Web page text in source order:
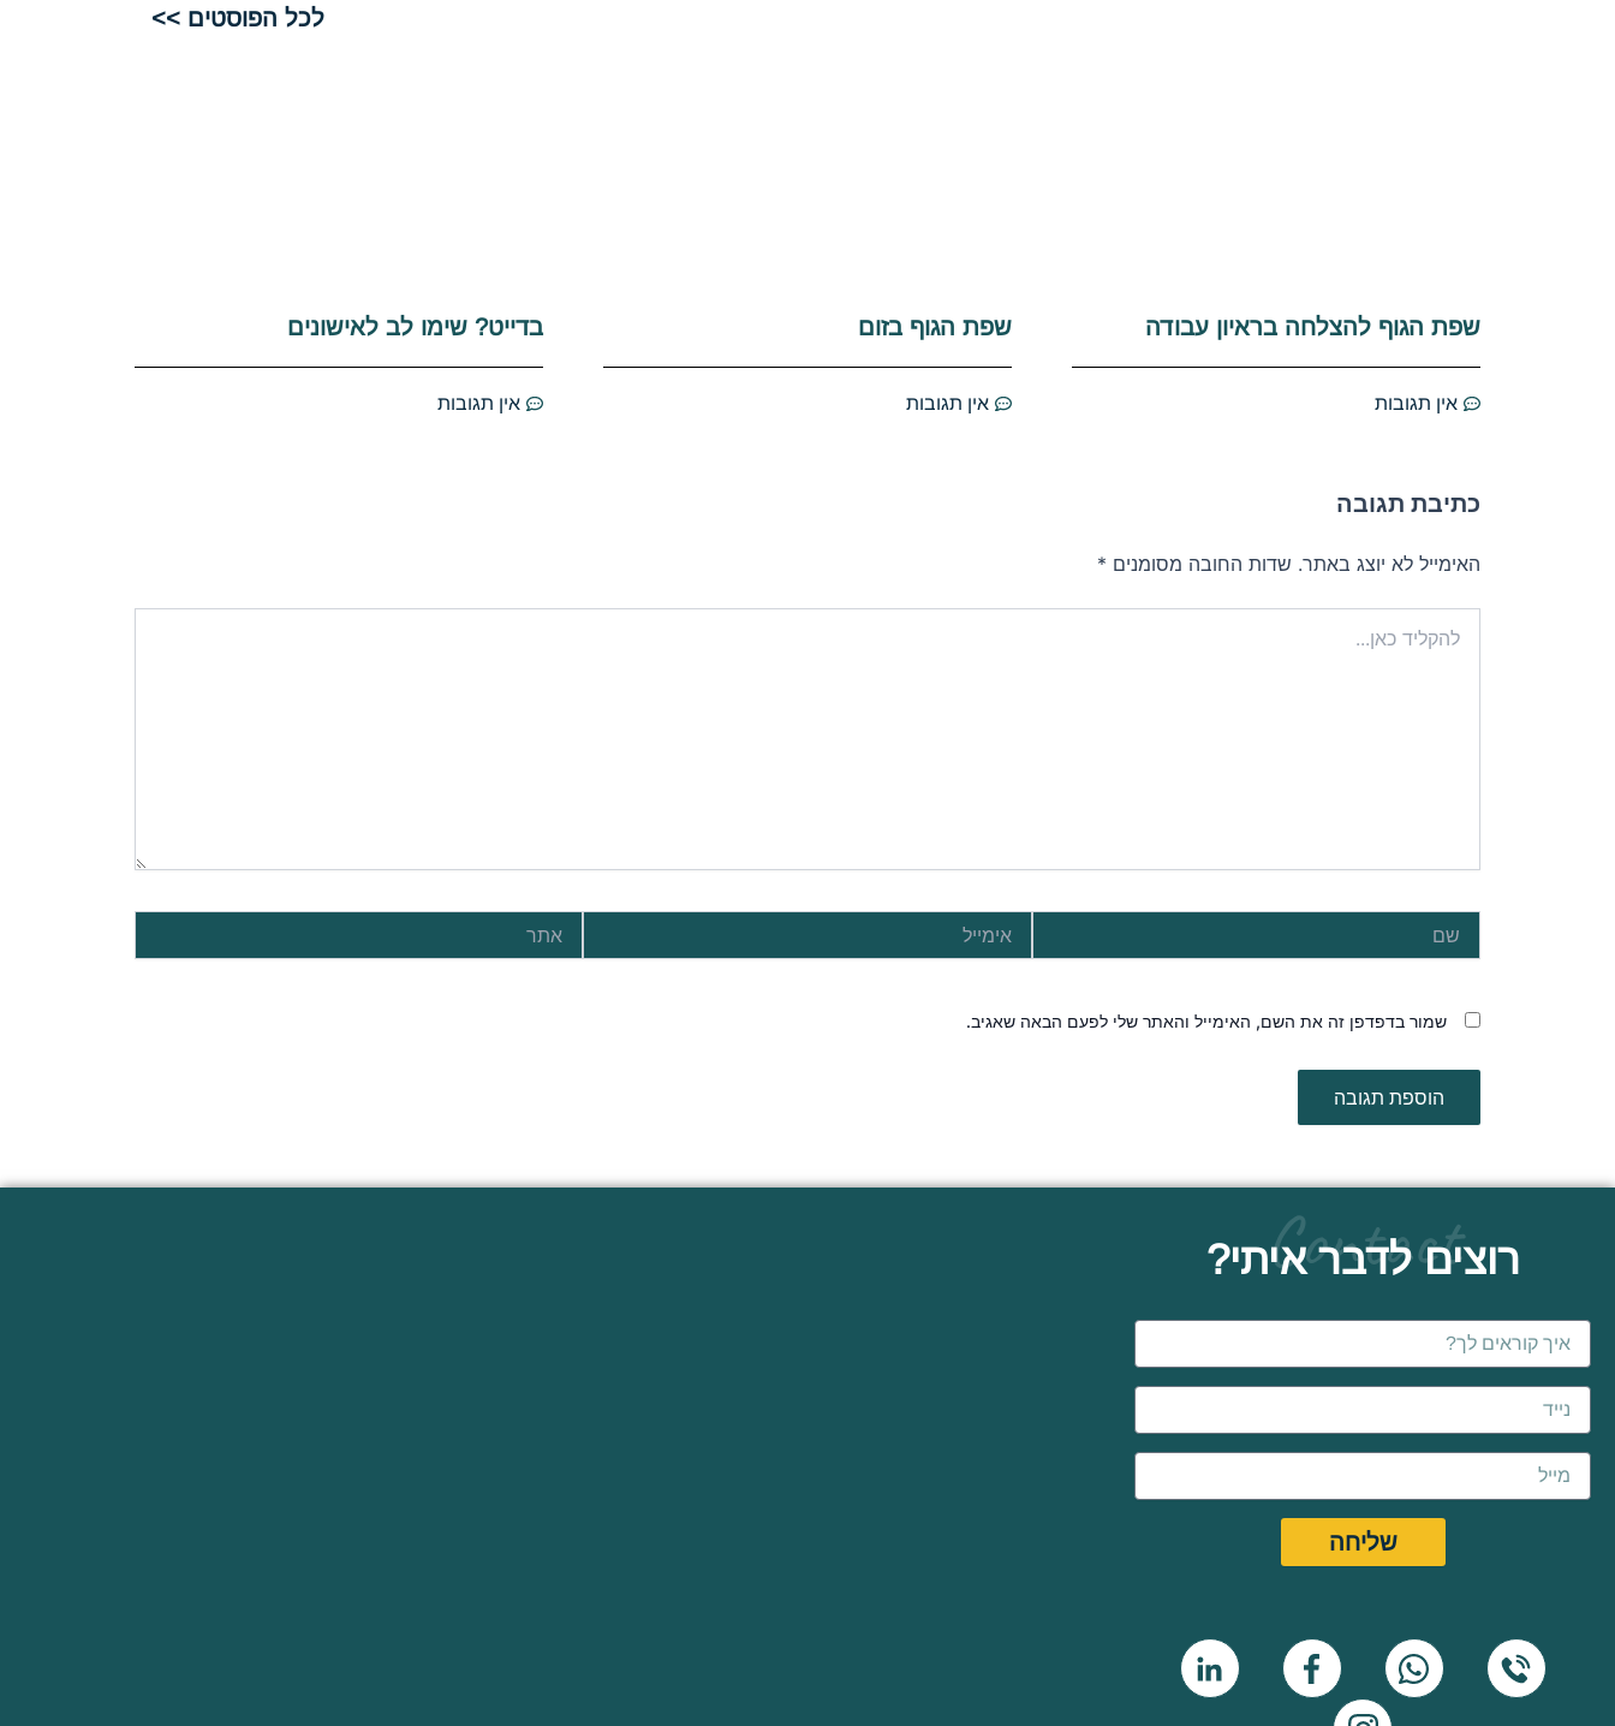
לכל הפוסטים >>
שפת הגוף להצלחה בראיון עבודה
אין תגובות
שפת הגוף בזום
אין תגובות
בדייט? שימו לב לאישונים
אין תגובות
כתיבת תגובה
האימייל לא יוצג באתר. שדות החובה מסומנים *
כאן...
שמור בדפדפן זה את השם, האימייל והאתר שלי לפעם הבאה שאגיב.
רוצים לדבר איתי?
Contact
Name
Email
שליחה